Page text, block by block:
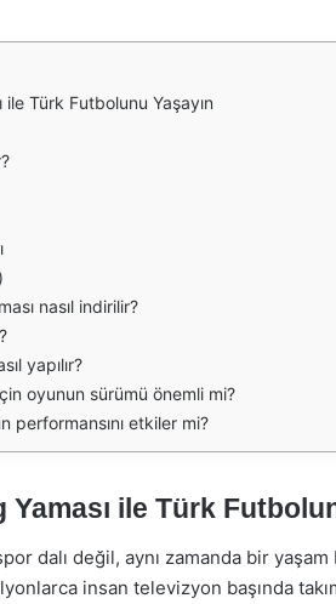
ile Türk Futbolunu Yaşayın
nasıl indirilir?
yapılır?
oyunun sürümü önemli mi?
performansını etkiler mi?
Yaması ile Türk
dalı değil, aynı zamanda bir
insan televizyon başında